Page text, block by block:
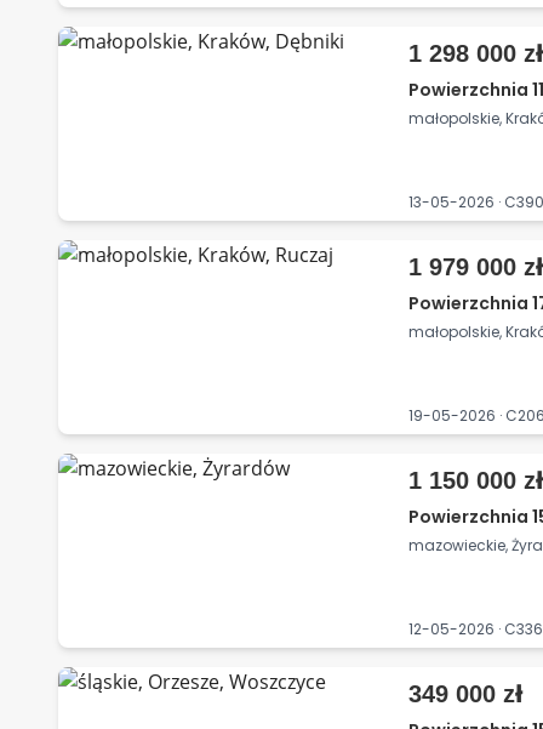
1 298 000 zł
Powierzchnia
małopolskie,
13-05-2026 ·
1 979 000 zł
Powierzchnia
małopolskie,
19-05-2026 ·
1 150 000 zł
Powierzchnia
mazowieckie,
12-05-2026 ·
349 000 zł